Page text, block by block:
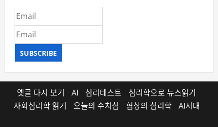
SUBSCRIBE
옛글 다시 보기 AI 심리테스트
심리학으로 뉴스읽기
사회심리학 읽기
오늘의 수치심 협상의 심리학 AI시대